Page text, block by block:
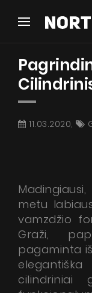
Wróć
Naujienos
Erdviniai
Sieniniai
Retro
Teleskopiniai
Integruoti
Priedai
Spalvų
Dizaino
Wróć
11.03.2020,
metu
vamzdžio
Graži,
pagaminta
cilindriniai